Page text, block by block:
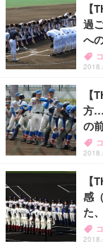
【
過
へ
【
方
の
【
感
た